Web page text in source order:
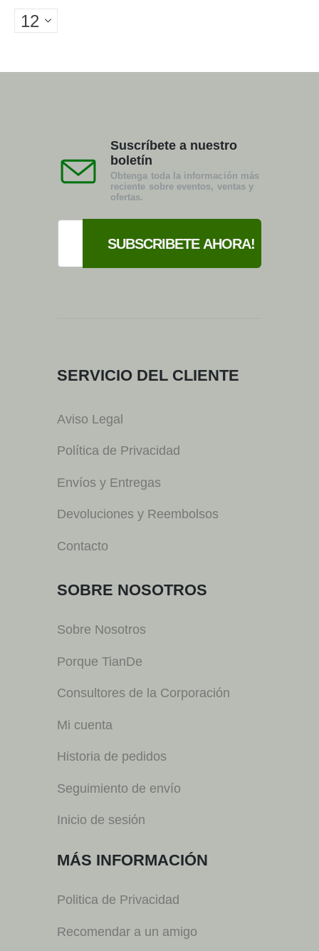
Suscríbete a nuestro
boletín
Obtenga toda la información más
reciente sobre eventos, ventas y
ofertas.
SERVICIO DEL CLIENTE
Aviso Legal
Política de Privacidad
Envíos y Entregas
Devoluciones y Reembolsos
Contacto
SOBRE NOSOTROS
Sobre Nosotros
Porque TianDe
Consultores de la Corporación
Mi cuenta
Historia de pedidos
Seguimiento de envío
Inicio de sesión
MÁS INFORMACIÓN
Politica de Privacidad
Recomendar a un amigo